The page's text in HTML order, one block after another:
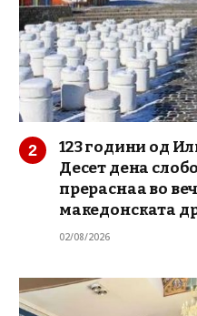
123 години од
Десет дена
прераснаа во
македонската
02/08/2026